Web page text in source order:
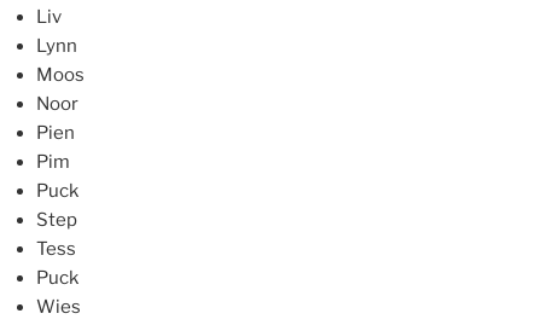
Liv
Lynn
Moos
Noor
Pien
Pim
Puck
Step
Tess
Puck
Wies